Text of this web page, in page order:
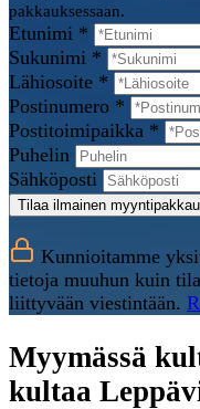
pakkauksessaan.
Etunimi *
Sukunimi *
Lähiosoite *
Postinumero *
Postitoimipaikka *
Puhelin
Sähköposti
Tilaa ilmainen
Kunnioitamme
tietoja muuhun kuin
liittyvään viestintään.
Myymässä
kultaa